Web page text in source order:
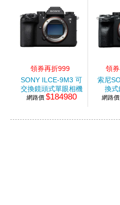
領券再折999
SONY ILCE-9M3 可
交換鏡頭式單眼相機
網路價 $184980
領
索尼
換式
網路價